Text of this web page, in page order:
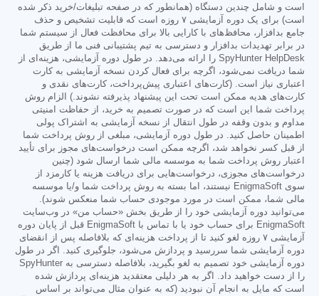
است و شامل چندین دستگاه (همانطور که در صفحه تبلیغات/خرید ذکر شده
است) برای یک دوره آزمایشی ۷ روزه است که قابلیت تشخیص و حذف
جامع بدافزار، محافظ‌های با کارایی بالا برای محافظت فعال از سیستم شما
در برابر تهدیدات بدافزار و دسترسی به تیم پشتیبانی فنی ما از طریق
SpyHunter HelpDesk را ارائه می‌دهد. در طول دوره آزمایشی، هزینه‌ای از
شما دریافت نمی‌شود، اگرچه برای فعال کردن نسخه آزمایشی به کارت
اعتباری نیاز است. (کارت‌های اعتباری پیش‌پرداخت، کارت‌های نقدی و
کارت‌های هدیه ممکن است تحت این پیشنهاد پذیرفته نشوند.) الزام روش
پرداخت شما این است که در صورت تصمیم به خرید، از حفاظت امنیتی
مداوم و بدون وقفه در طول انتقال از نسخه آزمایشی به اشتراک پولی
اطمینان حاصل کنید. در طول دوره آزمایشی، مبلغی از روش پرداخت شما
از قبل کسر نخواهد شد، اگرچه ممکن است درخواست‌های مجوز برای تأیید
اعتبار روش پرداخت شما به موسسه مالی شما ارسال شود (چنین
درخواست‌های مجوزی، درخواست‌هایی برای دریافت هزینه یا کارمزد از
سوی EnigmaSoft نیستند، اما بسته به روش پرداخت شما و/یا موسسه
مالی شما، ممکن است در مورد موجودی حساب شما منعکس شوند).
می‌توانید دوره آزمایشی خود را از طریق بخش «حساب من» در وب‌سایت
EnigmaSoft برای حساب خود یا با تماس با EnigmaSoft قبل از پایان دوره
آزمایشی ۷ روزه لغو کنید تا از پرداخت هزینه‌ای که بلافاصله پس از انقضای
دوره آزمایشی شما سررسید و پردازش می‌شود، جلوگیری کنید. اگر در طول
دوره آزمایشی خود تصمیم به لغو بگیرید، بلافاصله دسترسی به SpyHunter
را از دست خواهید داد. اگر به هر دلیلی معتقدید هزینه‌ای پردازش شده
است که مایل به انجام آن نبودید (که به عنوان مثال می‌تواند بر اساس